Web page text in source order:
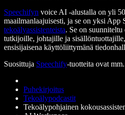
Speechifyn voice AI -alustalla on yli
maailmanlaajuisesti, ja se on yksi App
tekoälyassistenteista. Se on
tutkijoille, johtajille ja
ensisijaisena käyttöliittymänä
Suosittuja Speechify-tuotteita ovat
Puhekirjoitus
Tekoälypodcastit
Tekoälypohjainen